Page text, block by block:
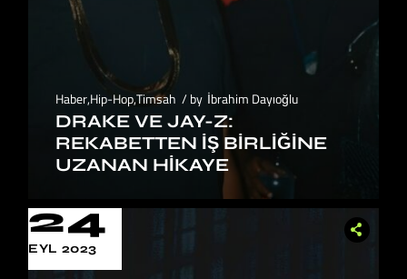
Haber,Hip-Hop,Timsah by İbrahim Dayıoğlu
DRAKE VE JAY-Z:
REKABETTEN İŞ BIRLIĞINE
UZANAN HIKAYE
24
EYL 2023